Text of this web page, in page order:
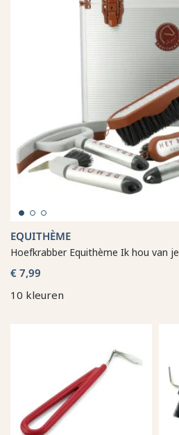
EQUITHÈME
Hoefkrabber Equithème Ik hou van je
€ 7,99
10 kleuren